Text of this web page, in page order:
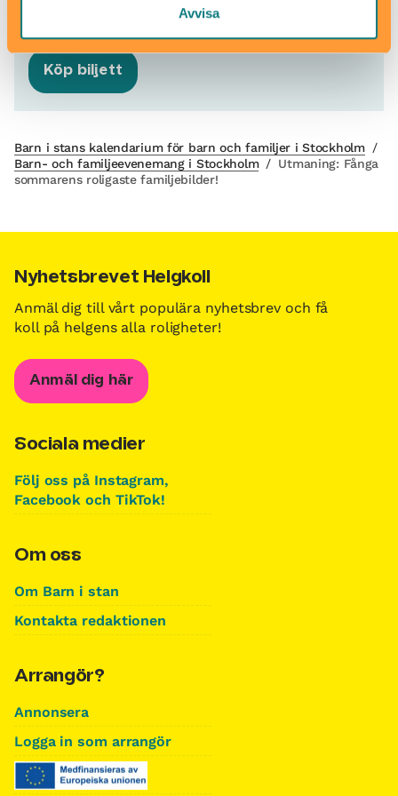
Avvisa
Köp biljett
Barn i stans kalendarium för barn och familjer i Stockholm /
Barn- och familjeevenemang i Stockholm / Utmaning: Fånga
sommarens roligaste familjebilder!
Nyhetsbrevet Helgkoll
Anmäl dig till vårt populära nyhetsbrev och få
koll på helgens alla roligheter!
Anmäl dig här
Sociala medier
Följ oss på Instagram,
Facebook och TikTok!
Om oss
Om Barn i stan
Kontakta redaktionen
Arrangör?
Annonsera
Logga in som arrangör